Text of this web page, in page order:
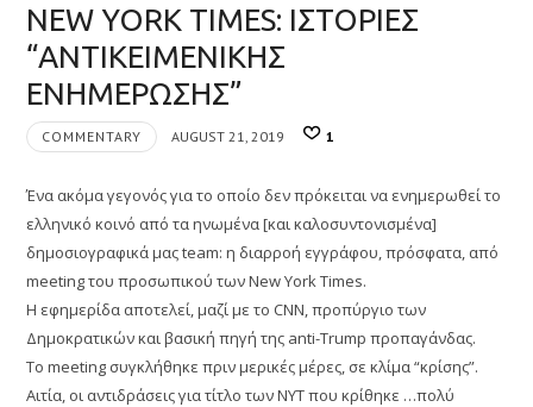
NEW YORK TIMES: ΙΣΤΟΡΙΕΣ
“ΑΝΤΙΚΕΙΜΕΝΙΚΗΣ
ΕΝΗΜΕΡΩΣΗΣ”
COMMENTARY AUGUST 21, 2019 1
Ένα ακόμα γεγονός για το οποίο δεν πρόκειται να ενημερωθεί το
ελληνικό κοινό από τα ηνωμένα [και καλοσυντονισμένα]
δημοσιογραφικά μας team: η διαρροή εγγράφου, πρόσφατα, από
meeting του προσωπικού των New York Times.
Η εφημερίδα αποτελεί, μαζί με το CNN, προπύργιο των
Δημοκρατικών και βασική πηγή της anti-Trump προπαγάνδας.
Το meeting συγκλήθηκε πριν μερικές μέρες, σε κλίμα “κρίσης”.
Αιτία, οι αντιδράσεις για τίτλο των NYT που κρίθηκε …πολύ